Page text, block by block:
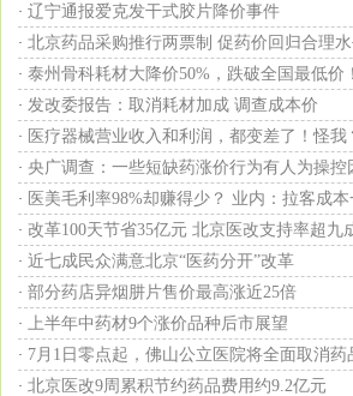
· 辽宁通报爱克发干式胶片降价事件
· 北京药品采购推行两票制 促药价回归合理
· 泰州骨科耗材大降价50%，跌破全国最低价！
· 发改委报告：取消耗材加成 调查成本价
· 医疗器械营业收入和利润，都变差了！怪我
· 央广调查：一些短缺药涨价行为有人为操控
· 医美毛利率98%却赚得少？ 业内：拉客成
· 改革100天节省35亿元 北京医改支持率超九
· 近七成民众满意北京“医药分开”改革
· 部分药店异烟肼片售价最高涨近25倍
· 上半年中药材9个涨价品种后市展望
· 7月1日零点起，佛山公立医院将全面取消
· 北京医改9周累积节约药品费用约9.2亿元